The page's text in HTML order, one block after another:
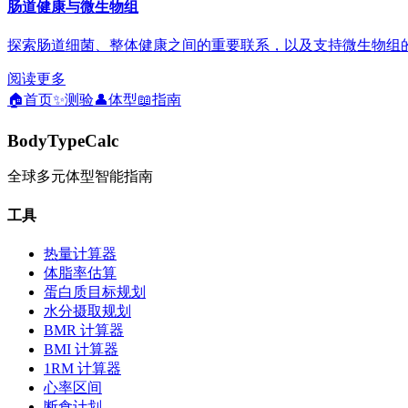
肠道健康与微生物组
探索肠道细菌、整体健康之间的重要联系，以及支持微生物组
阅读更多
🏠首页✨测验👤体型📖指南
BodyTypeCalc
全球多元体型智能指南
工具
热量计算器
体脂率估算
蛋白质目标规划
水分摄取规划
BMR 计算器
BMI 计算器
1RM 计算器
心率区间